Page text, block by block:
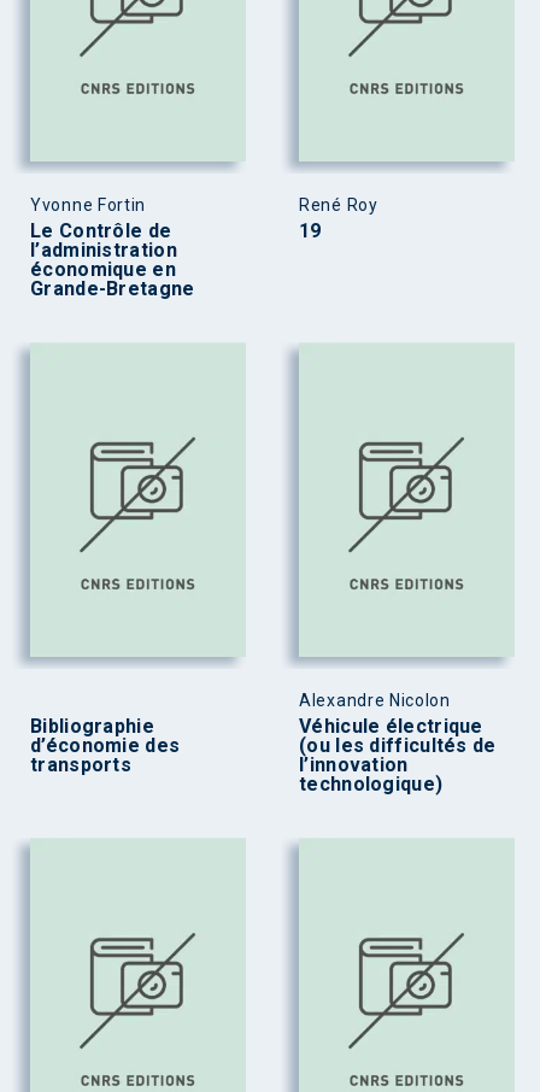
Yvonne Fortin
Le Contrôle de
l’administration
économique en
Grande-Bretagne
René Roy
19
Bibliographie
d’économie des
transports
Alexandre Nicolon
Véhicule électrique
(ou les difficultés de
l’innovation
technologique)